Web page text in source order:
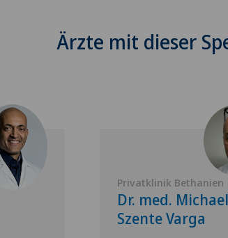
Ärzte mit dieser
Privatklinik Bethanien
Dr. med. Michael
Szente Varga